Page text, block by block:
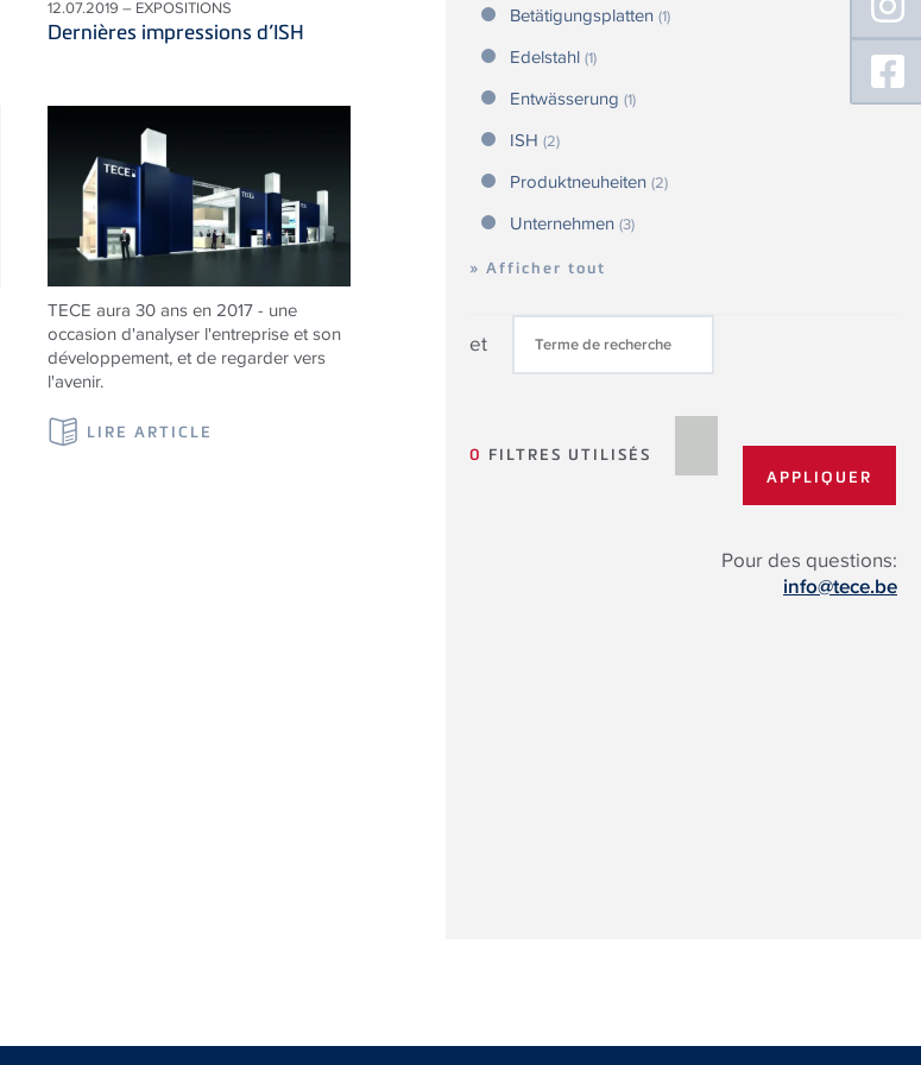
Betätigungsplatten (1)
Edelstahl (1)
Entwässerung (1)
ISH (2)
Produktneuheiten (2)
Unternehmen (3)
» Afficher tout
et
0 FILTRES UTILISÉS
Pour des questions:
info@tece.be
12.07.2019 – EXPOSITIONS
Dernières impressions d’ISH
TECE aura 30 ans en 2017 - une
occasion d'analyser l'entreprise et son
développement, et de regarder vers
l'avenir.
LIRE ARTICLE